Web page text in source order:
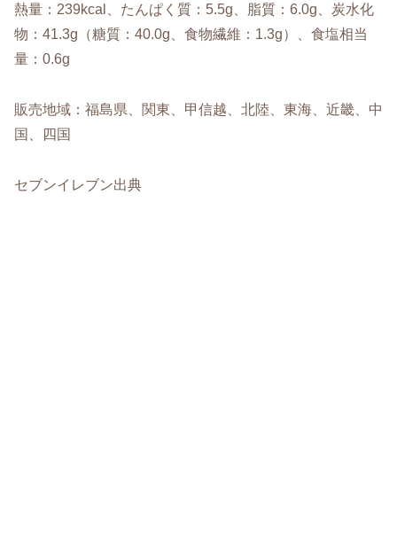
熱量：239kcal、たんぱく質：5.5g、脂質：6.0g、炭水化
物：41.3g（糖質：40.0g、食物繊維：1.3g）、食塩相当
量：0.6g
販売地域：福島県、関東、甲信越、北陸、東海、近畿、中
国、四国
セブンイレブン出典